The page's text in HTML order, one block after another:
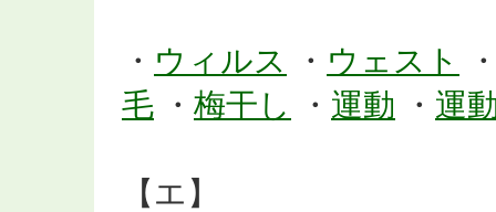
・ ウィルス ・ ウェスト
毛 ・ 梅干し ・ 運動 ・ 運
【エ】